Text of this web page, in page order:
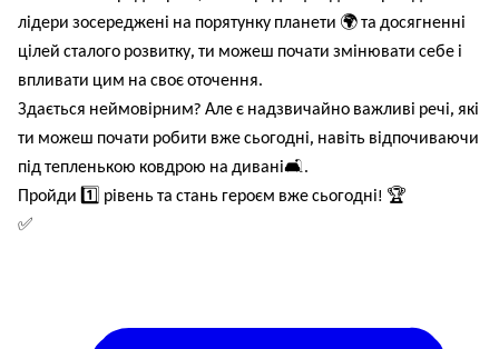
лідери зосереджені на порятунку планети 🌍та досягненні
цілей сталого розвитку, ти можеш почати змінювати себе і
впливати цим на своє оточення.
Здається неймовірним? Але є надзвичайно важливі речі, які
ти можеш почати робити вже сьогодні, навіть відпочиваючи
під тепленькою ковдрою на дивані🛋.
Пройди 1️⃣ рівень та стань героєм вже сьогодні! 🏆
✅